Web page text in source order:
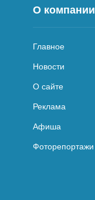
О компании
Главное
Новости
О сайте
Реклама
Афиша
Фоторепортажи